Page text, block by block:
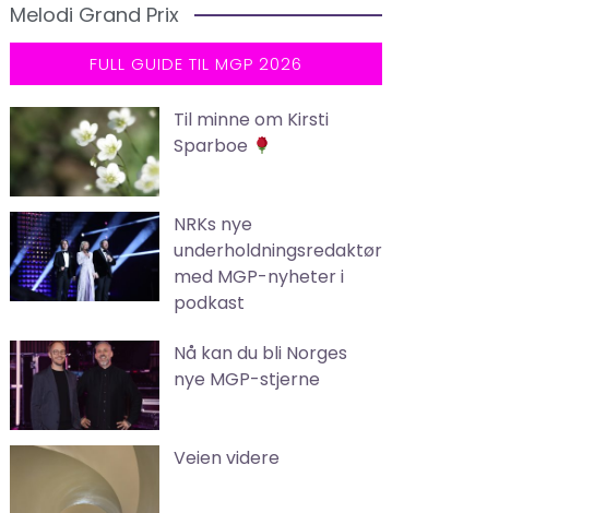
Melodi Grand Prix
FULL GUIDE TIL MGP 2026
Til minne om Kirsti
Sparboe
NRKs nye
underholdningsredaktør
med MGP-nyheter i
podkast
Nå kan du bli Norges
nye MGP-stjerne
Veien videre